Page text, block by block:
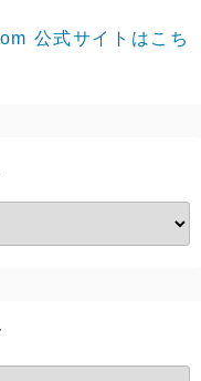
公式サイトはこち